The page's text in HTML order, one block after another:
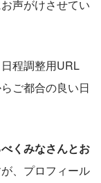
声がけさせてい
程調整用URL
ご都合の良い日
べくみなさんとお
、プロフィール